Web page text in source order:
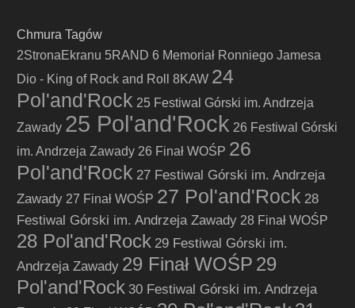
Chmura Tagów
2StronaEkranu 5RAND 6 Memoriał Ronniego Jamesa
Dio - King of Rock and Roll
8KAW 24
Pol'and'Rock 25 Festiwal Górski im. Andrzeja
Zawady 25 Pol'and'Rock 26 Festiwal Górski
im. Andrzeja Zawady 26 Finał WOŚP 26
Pol'and'Rock 27 Festiwal Górski im. Andrzeja
Zawady 27 Finał WOŚP 27 Pol'and'Rock 28
Festiwal Górski im. Andrzeja Zawady 28 Finał WOŚP
28 Pol'and'Rock 29 Festiwal Górski im.
Andrzeja Zawady 29 Finał WOŚP 29
Pol'and'Rock 30 Festiwal Górski im. Andrzeja